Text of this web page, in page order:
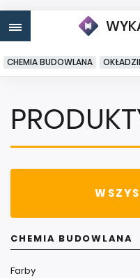
CHEMIA BUDOWLANA
CHEMIA BUDOWLANA
Farby